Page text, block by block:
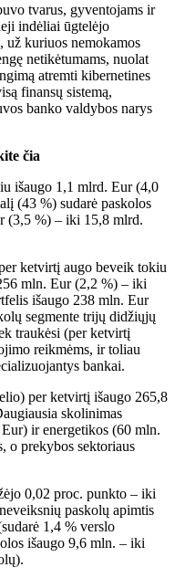
tvarus, gyventojams ir
indėliai ūgtelėjo
kuriuos nemokamos
netikėtumams, nuolat
atremti kibernetines
finansų sistemą,
banko valdybos narys
čia
išaugo 1,1 mlrd. Eur (4,0
(43 %) sudarė paskolos
(3,5 %) – iki 15,8 mlrd.
ketvirtį augo beveik tokiu
mln. Eur (2,2 %) – iki
išaugo 238 mln. Eur
segmente trijų didžiųjų
traukėsi (per ketvirtį
reikmėms, ir toliau
bankai.
per ketvirtį išaugo 265,8
skolinimas
ir energetikos (60 mln.
o prekybos sektoriaus
0,02 proc. punkto – iki
paskolų apimtis
1,4 % verslo
išaugo 9,6 mln. – iki